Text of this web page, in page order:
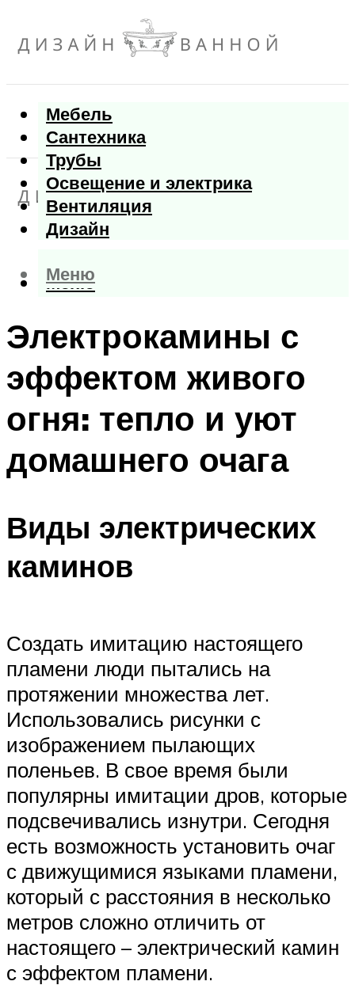
Мебель
Сантехника
Трубы
Освещение и электрика
Вентиляция
Дизайн
Меню
Меню
Электрокамины с
эффектом живого
огня: тепло и уют
домашнего очага
Виды электрических
каминов
Создать имитацию настоящего
пламени люди пытались на
протяжении множества лет.
Использовались рисунки с
изображением пылающих
поленьев. В свое время были
популярны имитации дров, которые
подсвечивались изнутри. Сегодня
есть возможность установить очаг
с движущимися языками пламени,
который с расстояния в несколько
метров сложно отличить от
настоящего – электрический камин
с эффектом пламени.